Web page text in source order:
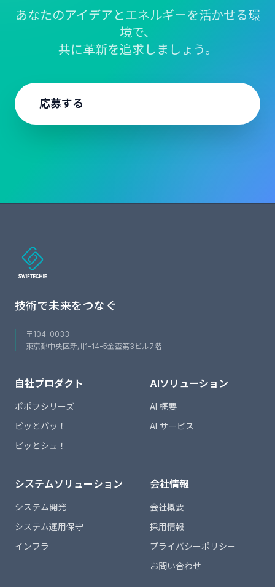
あなたのアイデアとエネルギーを活かせる環
境で、
共に革新を追求しましょう。
応募する
技術で未来をつなぐ
〒104-0033
東京都中央区新川1-14-5金盃第3ビル7階
自社プロダクト
ポポフシリーズ
ピッとパッ！
ピッとシュ！
AIソリューション
AI 概要
AI サービス
システムソリューション
システム開発
システム運用保守
インフラ
会社情報
会社概要
採用情報
プライバシーポリシー
お問い合わせ